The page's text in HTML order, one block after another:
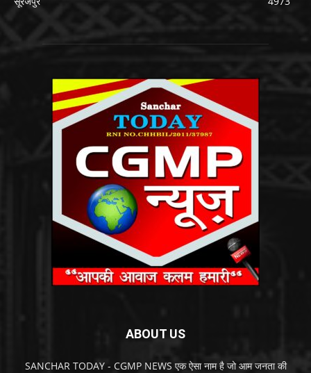
ABOUT US
SANCHAR TODAY - CGMP NEWS एक ऐसा नाम है जो आम जनता की